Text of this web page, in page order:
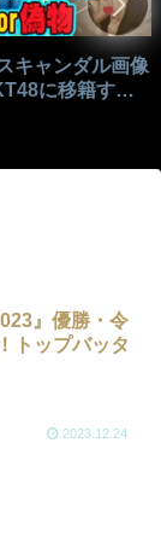
キャンダル画像
に移籍する
』優勝・令
トップバッタ
2023.12.24